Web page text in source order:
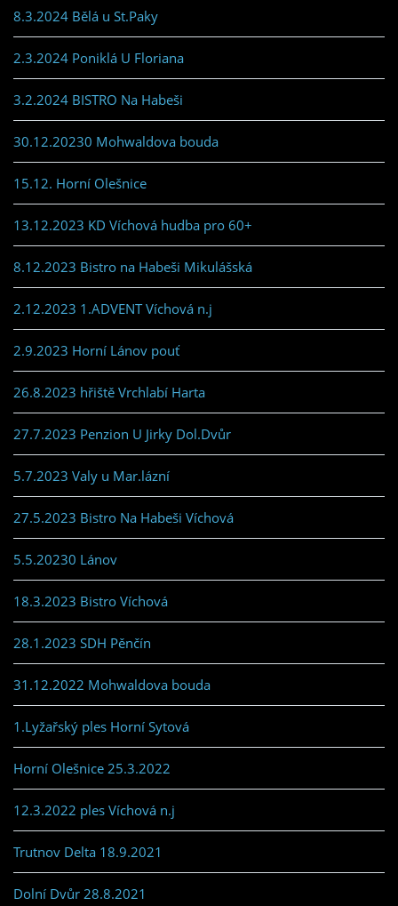
8.3.2024 Bělá u St.Paky
2.3.2024 Poniklá U Floriana
3.2.2024 BISTRO Na Habeši
30.12.20230 Mohwaldova bouda
15.12. Horní Olešnice
13.12.2023 KD Víchová hudba pro 60+
8.12.2023 Bistro na Habeši Mikulášská
2.12.2023 1.ADVENT Víchová n.j
2.9.2023 Horní Lánov pouť
26.8.2023 hřiště Vrchlabí Harta
27.7.2023 Penzion U Jirky Dol.Dvůr
5.7.2023 Valy u Mar.lázní
27.5.2023 Bistro Na Habeši Víchová
5.5.20230 Lánov
18.3.2023 Bistro Víchová
28.1.2023 SDH Pěnčín
31.12.2022 Mohwaldova bouda
1.Lyžařský ples Horní Sytová
Horní Olešnice 25.3.2022
12.3.2022 ples Víchová n.j
Trutnov Delta 18.9.2021
Dolní Dvůr 28.8.2021